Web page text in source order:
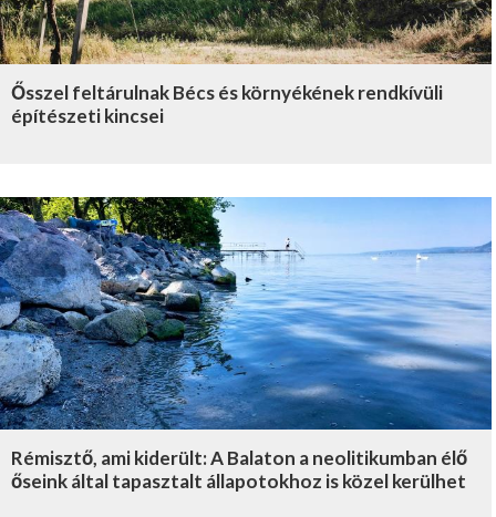
Ősszel feltárulnak Bécs és környékének rendkívüli
építészeti kincsei
Rémisztő, ami kiderült: A Balaton a neolitikumban élő
őseink által tapasztalt állapotokhoz is közel kerülhet